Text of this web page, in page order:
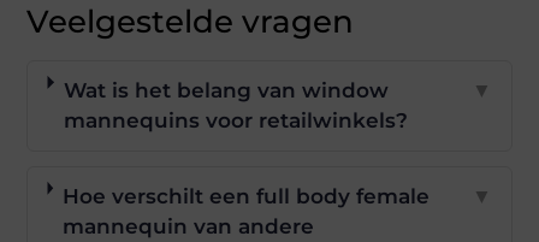
Veelgestelde vragen
Wat is het belang van window
mannequins voor retailwinkels?
▼
Hoe verschilt een full body female
mannequin van andere
▼